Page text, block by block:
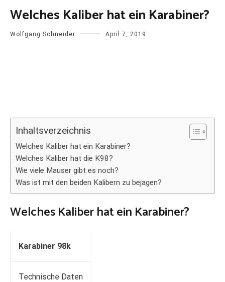
Welches Kaliber hat ein Karabiner?
Wolfgang Schneider April 7, 2019
Inhaltsverzeichnis
Welches Kaliber hat ein Karabiner?
Welches Kaliber hat die K98?
Wie viele Mauser gibt es noch?
Was ist mit den beiden Kalibern zu bejagen?
Welches Kaliber hat ein Karabiner?
Karabiner 98k
Technische Daten